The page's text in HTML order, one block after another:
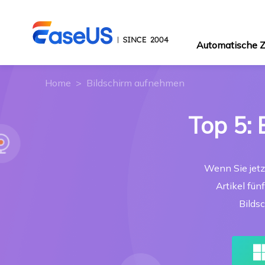
Automatische
Home > Bildschirm aufnehmen
Top 5:
Wenn Sie
Artikel